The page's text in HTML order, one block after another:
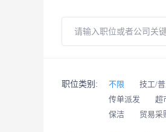
职位类别: 不限 技工/
传单派发
超
保洁
贸易采